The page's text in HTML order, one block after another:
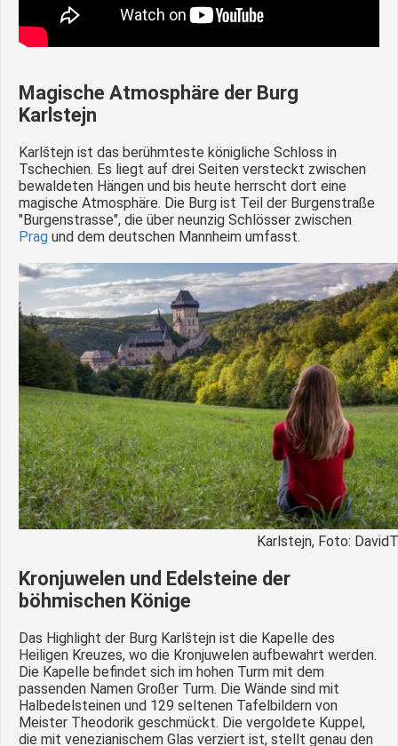
Magische Atmosphäre der Burg
Karlstejn
Karlštejn ist das berühmteste königliche Schloss in
Tschechien. Es liegt auf drei Seiten versteckt zwischen
bewaldeten Hängen und bis heute herrscht dort eine
magische Atmosphäre. Die Burg ist Teil der Burgenstraße
"Burgenstrasse", die über neunzig Schlösser zwischen
Prag und dem deutschen Mannheim umfasst.
Karlstejn, Foto:
Kronjuwelen und Edelsteine der
böhmischen Könige
Das Highlight der Burg Karlštejn ist die Kapelle des
Heiligen Kreuzes, wo die Kronjuwelen aufbewahrt werden.
Die Kapelle befindet sich im hohen Turm mit dem
passenden Namen Großer Turm. Die Wände sind mit
Halbedelsteinen und 129 seltenen Tafelbildern von
Meister Theodorik geschmückt. Die vergoldete Kuppel,
die mit venezianischem Glas verziert ist, stellt genau den